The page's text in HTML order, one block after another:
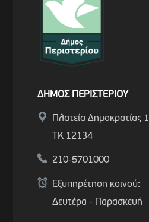
ΔΗΜΟΣ ΠΕΡΙΣΤΕΡΙΟΥ
Πλατεία Δημοκρατίας 1
ΤΚ 12134
210-5701000
Εξυπηρέτηση κοινού:
Δευτέρα - Παρασκευή